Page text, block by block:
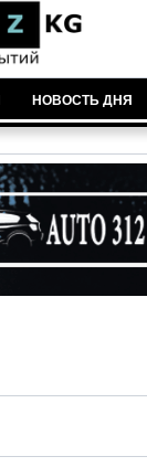
НОВОСТЬ ДНЯ